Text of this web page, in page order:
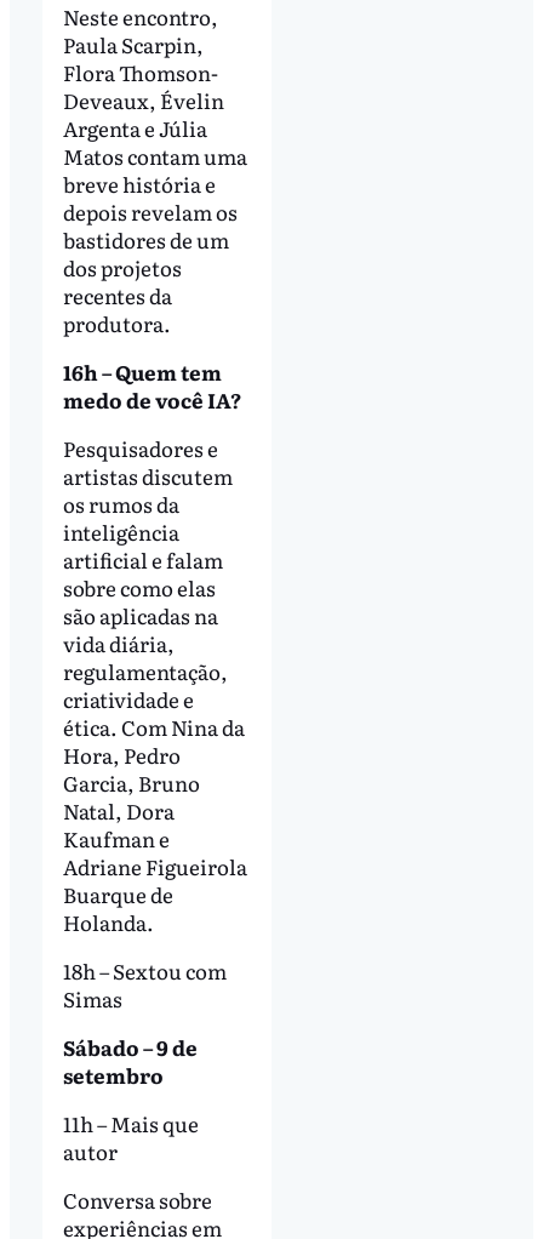
Neste encontro,
Paula Scarpin,
Flora Thomson-
Deveaux, Évelin
Argenta e Júlia
Matos contam uma
breve história e
depois revelam os
bastidores de um
dos projetos
recentes da
produtora.
16h – Quem tem
medo de você IA?
Pesquisadores e
artistas discutem
os rumos da
inteligência
artificial e falam
sobre como elas
são aplicadas na
vida diária,
regulamentação,
criatividade e
ética. Com Nina da
Hora, Pedro
Garcia, Bruno
Natal, Dora
Kaufman e
Adriane Figueirola
Buarque de
Holanda.
18h – Sextou com
Simas
Sábado – 9 de
setembro
11h – Mais que
autor
Conversa sobre
experiências em